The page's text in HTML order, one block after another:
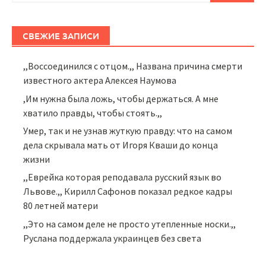
СВЕЖИЕ ЗАПИСИ
,,Воссоединился с отцом.,, Названа причина смерти
известного актера Алексея Наумова
,Им нужна была ложь, чтобы держаться. А мне
хватило правды, чтобы стоять.,,
Умер, так и не узнав жуткую правду: что на самом
дела скрывала мать от Игоря Кваши до конца
жизни
,,Еврейка которая реподавала русский язык во
Львове.,, Кирилл Сафонов показал редкое кадры
80 летней матери
,,Это на самом деле не просто утепленные носки.,,
Руслана поддержала украинцев без света